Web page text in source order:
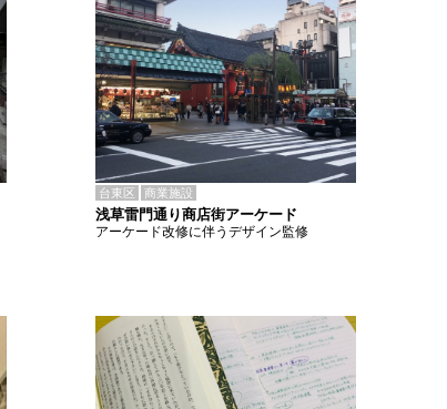
台東区 商業施設
浅草雷門通り商店街アーケード
アーケード改修に伴うデザイン監修